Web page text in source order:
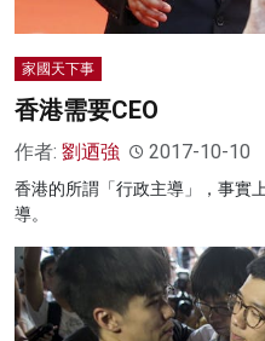
家國天下事
香港需要CEO
作者: 劉迺強 2017-10-10
香港的所謂「行政主導」，事實
導。